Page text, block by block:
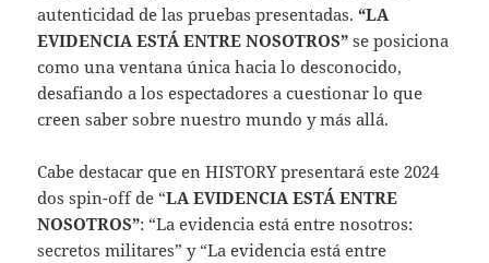
autenticidad de las pruebas presentadas.“LA
EVIDENCIA ESTÁ ENTRE NOSOTROS”se posiciona
como una ventana única hacia lo desconocido,
desafiando a los espectadores a cuestionar lo que
creen saber sobre nuestro mundo y más allá.
Cabe destacar que en HISTORY presentará este 2024
dos spin-off de “LA EVIDENCIA ESTÁ ENTRE
NOSOTROS”: “La evidencia está entre nosotros:
secretos militares” y “La evidencia está entre